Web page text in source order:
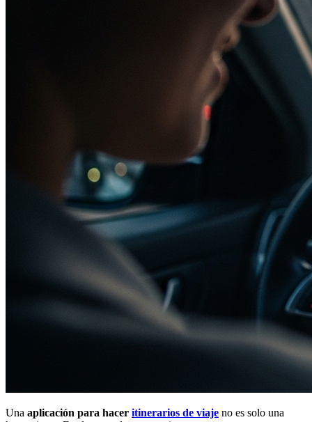
Una aplicación para hacer itinerarios de viaje no es solo una